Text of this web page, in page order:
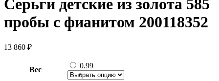
Серьги детские из золота 585
пробы с фианитом 200118352
13 860 ₽
Вес 0.99